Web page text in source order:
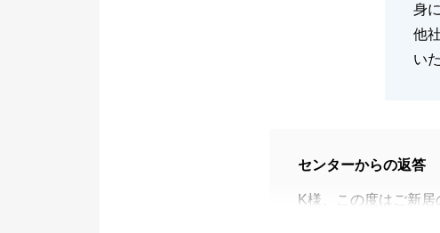
身
他
い
センターからの返答
K様、この度はご新居